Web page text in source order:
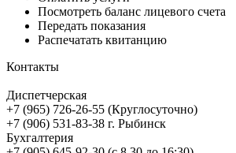
Посмотреть баланс лицевого счета
Передать показания
Распечатать квитанцию
Контакты
Диспетчерская
+7 (965) 726-26-55 (Круглосуточно)
+7 (906) 531-83-38 г. Рыбинск
Бухгалтерия